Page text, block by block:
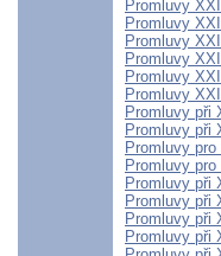
Promluvy
Promluvy
Promluvy
Promluvy
Promluvy
Promluvy
Promluvy při
Promluvy při
Promluvy
Promluvy
Promluvy při
Promluvy při
Promluvy při
Promluvy při